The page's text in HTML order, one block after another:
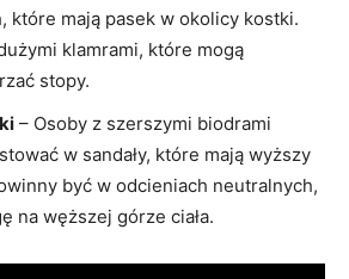
które mają pasek w okolicy kostki.
klamrami, które mogą
stopy.
– Osoby z szerszymi biodrami
w sandały, które mają wyższy
być w odcieniach neutralnych,
na węższej górze ciała.